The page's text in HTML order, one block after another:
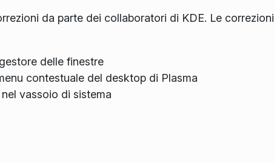
da parte dei collaboratori di KDE. Le correzioni
delle finestre
contestuale del desktop di Plasma
vassoio di sistema